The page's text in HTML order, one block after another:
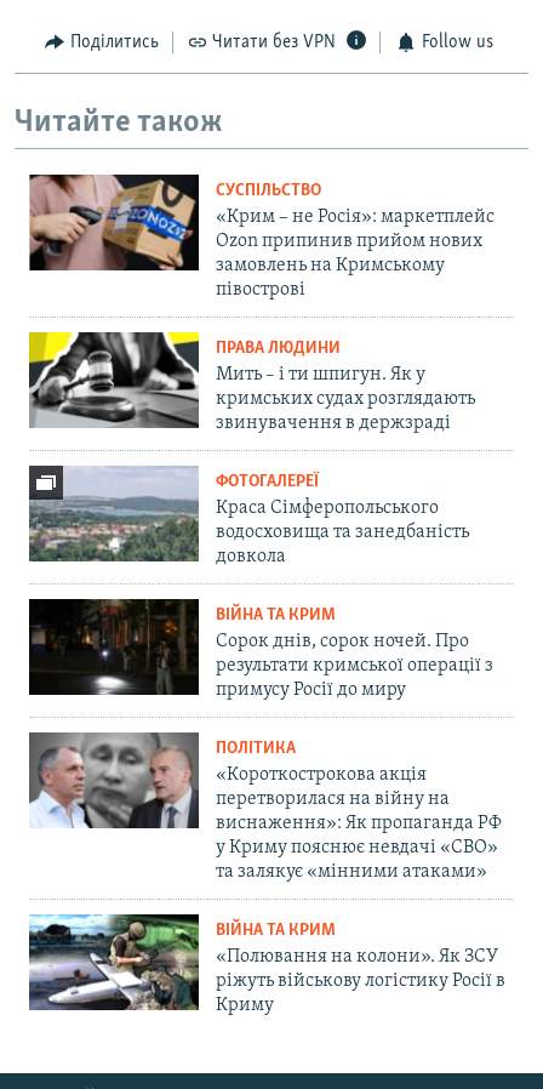
Поділитись Читати без VPN Follow us
Читайте також
СУСПІЛЬСТВО
«Крим – не Росія»: маркетплейс
Ozon припинив прийом нових
замовлень на Кримському
півострові
ПРАВА ЛЮДИНИ
Мить – і ти шпигун. Як у
кримських судах розглядають
звинувачення в держзраді
ФОТОГАЛЕРЕЇ
Краса Сімферопольського
водосховища та занедбаність
довкола
ВІЙНА ТА КРИМ
Сорок днів, сорок ночей. Про
результати кримської операції з
примусу Росії до миру
ПОЛІТИКА
«Короткострокова акція
перетворилася на війну на
виснаження»: Як пропаганда РФ
у Криму пояснює невдачі «СВО»
та залякує «мінними атаками»
ВІЙНА ТА КРИМ
«Полювання на колони». Як ЗСУ
ріжуть військову логістику Росії в
Криму